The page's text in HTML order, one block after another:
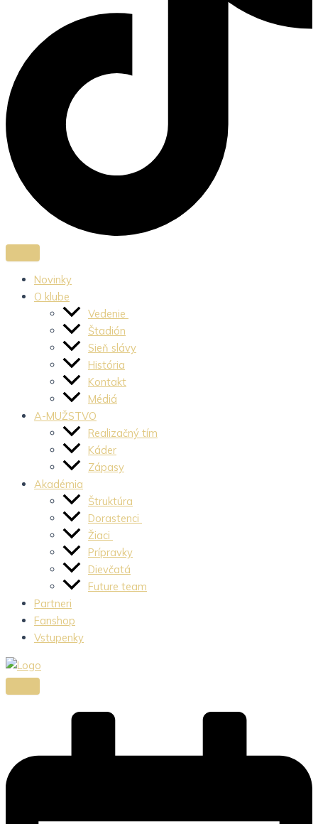
Novinky
O klube
Vedenie
Štadión
Sieň slávy
História
Kontakt
Médiá
A-MUŽSTVO
Realizačný tím
Káder
Zápasy
Akadémia
Štruktúra
Dorastenci
Žiaci
Prípravky
Dievčatá
Future team
Partneri
Fanshop
Vstupenky